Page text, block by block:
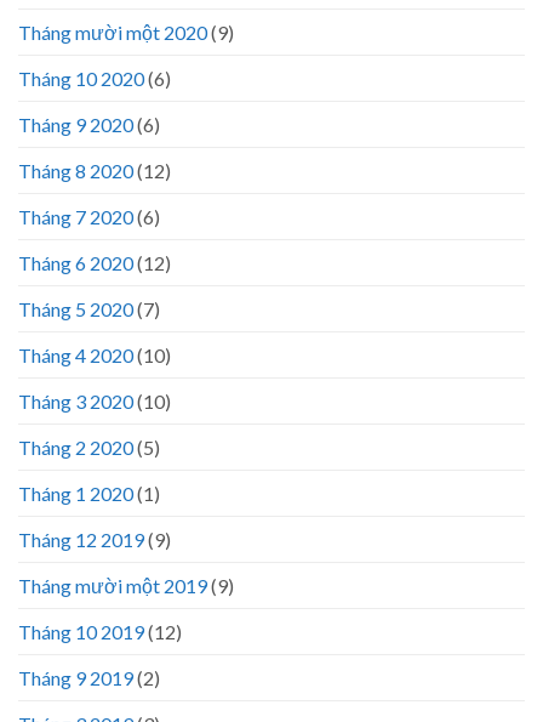
Tháng mười một 2020(9)
Tháng 10 2020(6)
Tháng 9 2020(6)
Tháng 8 2020(12)
Tháng 7 2020(6)
Tháng 6 2020(12)
Tháng 5 2020(7)
Tháng 4 2020(10)
Tháng 3 2020(10)
Tháng 2 2020(5)
Tháng 1 2020(1)
Tháng 12 2019(9)
Tháng mười một 2019(9)
Tháng 10 2019(12)
Tháng 9 2019(2)